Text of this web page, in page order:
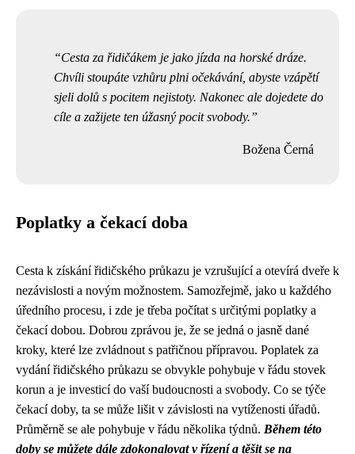
Cesta za řidičákem je jako jízda na horské dráze.
Chvíli stoupáte vzhůru plni očekávání, abyste vzápětí
sjeli dolů s pocitem nejistoty. Nakonec ale dojedete do
cíle a zažijete ten úžasný pocit svobody.
Božena Černá
Poplatky a čekací doba
Cesta k získání řidičského průkazu je vzrušující a otevírá dveře k
nezávislosti a novým možnostem. Samozřejmě, jako u každého
úředního procesu, i zde je třeba počítat s určitými poplatky a
čekací dobou. Dobrou zprávou je, že se jedná o jasně dané
kroky, které lze zvládnout s patřičnou přípravou. Poplatek za
vydání řidičského průkazu se obvykle pohybuje v řádu stovek
korun a je investicí do vaší budoucnosti a svobody. Co se týče
čekací doby, ta se může lišit v závislosti na vytíženosti úřadů.
Průměrně se ale pohybuje v řádu několika týdnů. Během této
doby se můžete dále zdokonalovat v řízení a těšit se na